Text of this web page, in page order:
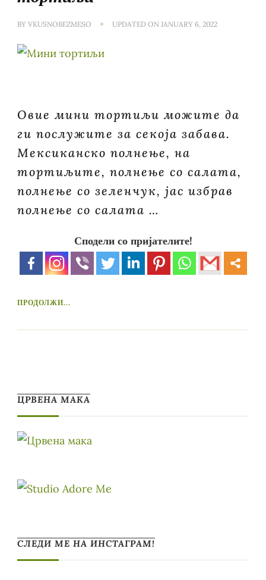
BY VKUSNOBEZMESO UPDATED ON JANUARY 6, 2022
Овие мини тортиљи можите да
ги послужите за секоја забава.
Мексиканско полнење, на
тортиљите, полнење со салата,
полнење со зеленчук, јас избрав
полнење со салата …
Сподели со пријателите!
ПРОДОЛЖИ...
ЦРВЕНА МАКА
СЛЕДИ МЕ НА ИНСТАГРАМ!